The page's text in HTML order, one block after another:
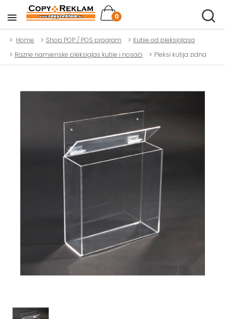
0
Home Shop POP / POS program
Kutije od pleksiglasa
Razne namjenske pleksiglas kutije i nosači
Pleksi kutija zidna